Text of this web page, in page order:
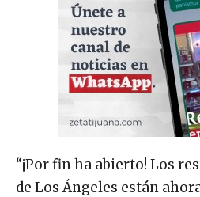
“¡Por fin ha abierto! Los
de Los Ángeles están